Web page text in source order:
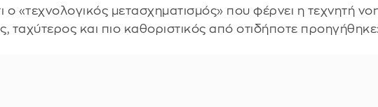
«τεχνολογικός μετασχηματισμός» που φέρνει η τεχνητή
ταχύτερος και πιο καθοριστικός από οτιδήποτε